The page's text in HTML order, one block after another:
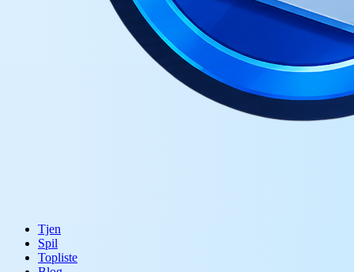
Tjen
Spil
Topliste